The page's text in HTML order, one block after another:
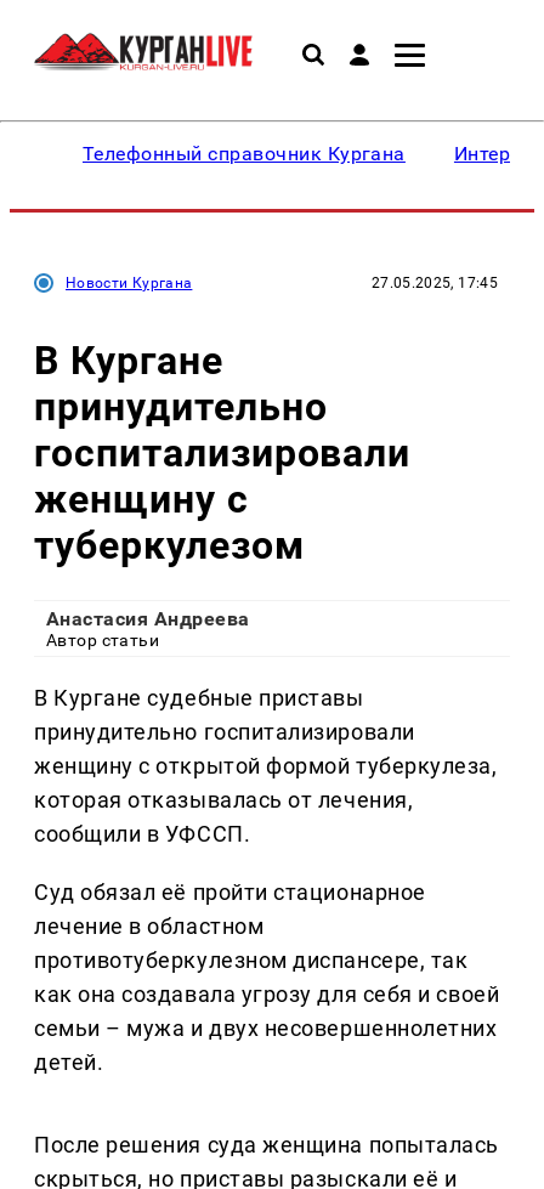
Телефонный справочник Кургана
Новости Кургана 27.05.2025, 17:45
В Кургане
принудительно
госпитализировали
женщину с
туберкулезом
Анастасия Андреева
Автор статьи
В Кургане судебные приставы
принудительно госпитализировали
женщину с открытой формой туберкулеза,
которая отказывалась от лечения,
сообщили в УФССП.
Суд обязал её пройти стационарное
лечение в областном
противотуберкулезном диспансере, так
как она создавала угрозу для себя и своей
семьи – мужа и двух несовершеннолетних
детей.
После решения суда женщина попыталась
скрыться, но приставы разыскали её и